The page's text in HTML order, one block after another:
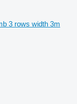
3 rows width 3m